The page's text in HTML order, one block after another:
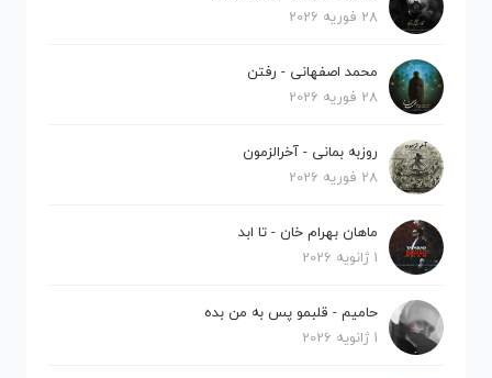
28 فوریه 2026
محمد اصفهانی - رفتن
28 فوریه 2026
روزبه بمانی - آخرالزمون
28 فوریه 2026
ماهان بهرام خان - تا ابد
1 ژانویه 2026
حامیم - قلبمو پس به من بده
1 ژانویه 2026